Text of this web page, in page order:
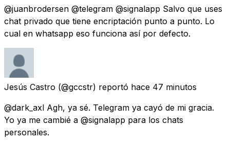
@juanbrodersen @telegram @signalapp Salvo que uses
chat privado que tiene encriptación punto a punto. Lo
cual en whatsapp eso funciona así por defecto.
Jesús Castro (@gccstr) reportó hace 47 minutos
@dark_axl Agh, ya sé. Telegram ya cayó de mi gracia.
Yo ya me cambié a @signalapp para los chats
personales.